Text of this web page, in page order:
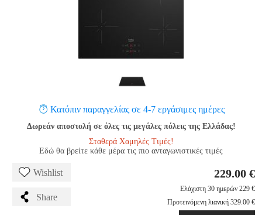
Κατόπιν παραγγελίας σε 4-7 εργάσιμες ημέρες
Δωρεάν αποστολή σε όλες τις μεγάλες πόλεις της Ελλάδας!
Σταθερά Χαμηλές Τιμές!
Εδώ θα βρείτε κάθε μέρα τις πιο ανταγωνιστικές τιμές
Wishlist
Share
229.00 €
Ελάχιστη 30 ημερών 229 €
Προτεινόμενη λιανική 329.00 €